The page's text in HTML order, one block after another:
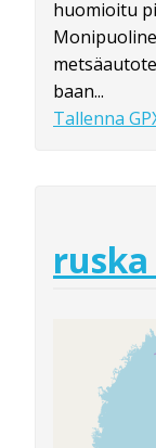
huomioitu
baan...
Tallenna